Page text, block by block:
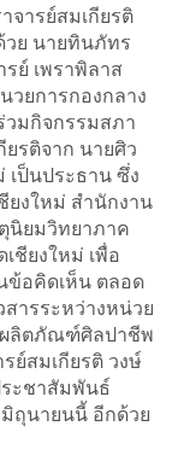
จารย์สมเกียรติ
วย นายทินภัทร
ย์ เพราพิลาส
วยการกองกลาง
มกิจกรรมสภา
ยรติจาก นายศิว
เป็นประธาน ซึ่ง
งใหม่ สำนักงาน
นิยมวิทยาภาค
ชียงใหม่ เพื่อ
ข้อคิดเห็น ตลอด
ารระหว่างหน่วย
ผลิตภัณฑ์ศิลปาชีพ
ย์สมเกียรติ วงษ์
ะชาสัมพันธ์
ถุนายนนี้ อีกด้วย